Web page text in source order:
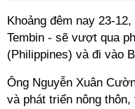
Khoảng đêm nay 23-
Tembin - sẽ vượt qua
(Philippines) và đi vào
Ông Nguyễn Xuân
và phát triển nông